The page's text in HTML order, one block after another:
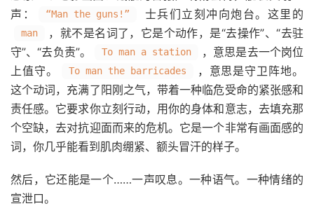
声：
“Man the guns!” 士兵们立刻冲向炮台。这里的
man
，就不是名词了，它是个动作，是“去操作”、“去驻
守”、“去负责”。
To man a station
，意思是去一个岗位
上值守。
To man the barricades
，意思是守卫阵地。
这个动词，充满了阳刚之气，带着一种临危受命的紧张感和
责任感。它要求你立刻行动，用你的身体和意志，去填充那
个空缺，去对抗迎面而来的危机。它是一个非常有画面感的
词，你几乎能看到肌肉绷紧、额头冒汗的样子。
然后，它还能是一个……一声叹息。一种语气。一种情绪的
宣泄口。